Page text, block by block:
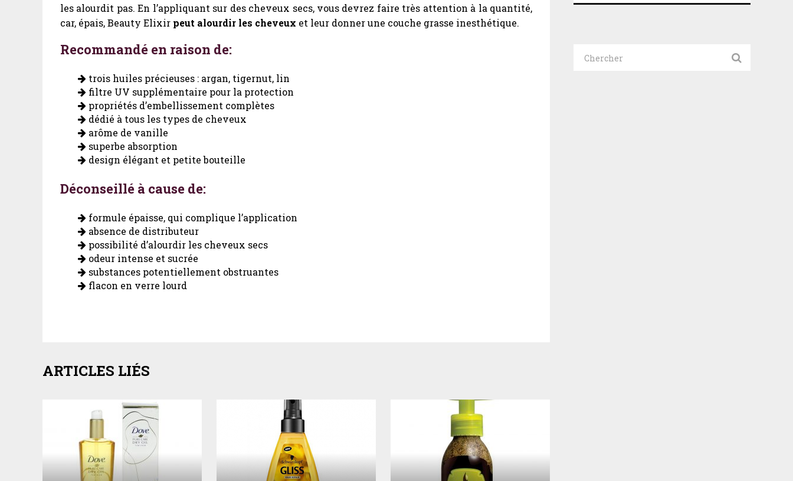
les alourdit pas. En l’appliquant sur des cheveux secs, vous devrez faire très attention à la quantité,
car, épais, Beauty Elixir peut alourdir les cheveux et leur donner une couche grasse inesthétique.
Recommandé en raison de:
trois huiles précieuses : argan, tigernut, lin
filtre UV supplémentaire pour la protection
propriétés d’embellissement complètes
dédié à tous les types de cheveux
arôme de vanille
superbe absorption
design élégant et petite bouteille
Déconseillé à cause de:
formule épaisse, qui complique l’application
absence de distributeur
possibilité d’alourdir les cheveux secs
odeur intense et sucrée
substances potentiellement obstruantes
flacon en verre lourd
ARTICLES LIÉS